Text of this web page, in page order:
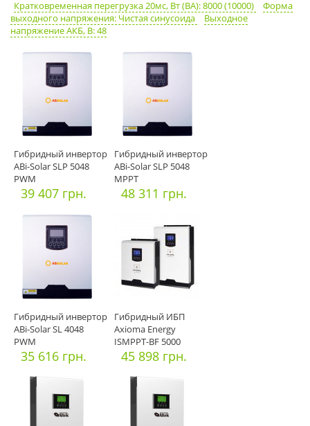
Кратковременная перегрузка 20мс, Вт (ВА): 8000 (10000)
Форма
выходного напряжения: Чистая синусоида
Выходное
напряжение АКБ, В: 48
Гибридный инвертор
ABi-Solar SLP 5048
PWM
39 407 грн.
Гибридный инвертор
ABi-Solar SLP 5048
MPPT
48 311 грн.
Гибридный инвертор
ABi-Solar SL 4048
PWM
35 616 грн.
Гибридный ИБП
Axioma Energy
ISMPPT-BF 5000
МППТ
45 898 грн.